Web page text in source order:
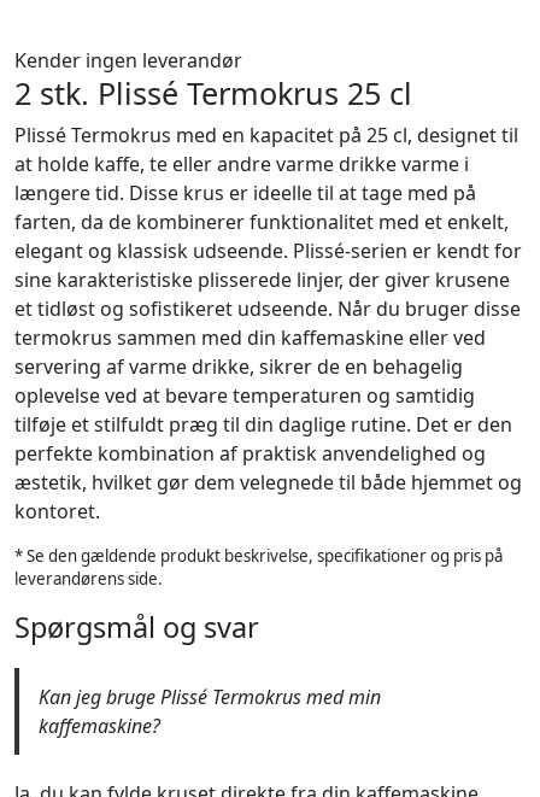
Kender ingen leverandør
2 stk. Plissé Termokrus 25 cl
Plissé Termokrus med en kapacitet på 25 cl, designet til
at holde kaffe, te eller andre varme drikke varme i
længere tid. Disse krus er ideelle til at tage med på
farten, da de kombinerer funktionalitet med et enkelt,
elegant og klassisk udseende. Plissé-serien er kendt for
sine karakteristiske plisserede linjer, der giver krusene
et tidløst og sofistikeret udseende. Når du bruger disse
termokrus sammen med din kaffemaskine eller ved
servering af varme drikke, sikrer de en behagelig
oplevelse ved at bevare temperaturen og samtidig
tilføje et stilfuldt præg til din daglige rutine. Det er den
perfekte kombination af praktisk anvendelighed og
æstetik, hvilket gør dem velegnede til både hjemmet og
kontoret.
* Se den gældende produkt beskrivelse, specifikationer og pris på
leverandørens side.
Spørgsmål og svar
Kan jeg bruge Plissé Termokrus med min
kaffemaskine?